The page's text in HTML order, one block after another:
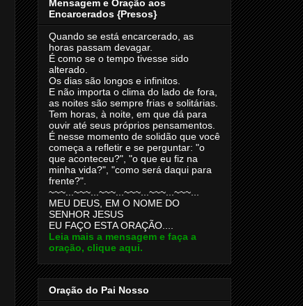
Mensagem e Oração aos
Encarcerados {Presos}
Quando se está encarcerado, as
horas passam devagar.
É como se o tempo tivesse sido
alterado.
Os dias são longos e infinitos.
E não importa o clima do lado de fora,
as noites são sempre frias e solitárias.
Tem horas, à noite, em que dá para
ouvir até seus próprios pensamentos.
É nesse momento de solidão que você
começa a refletir e se perguntar: "o
que aconteceu?", "o que eu fiz na
minha vida?", "como será daqui para
frente?".
~~~...~~~...~~~...~~~...~~~...~~~...
MEU DEUS, EM O NOME DO
SENHOR JESUS
EU FAÇO ESTA ORAÇÃO....
Leia mais a mensagem e faça a
oração, clique aqui.
Oração do Pai Nosso